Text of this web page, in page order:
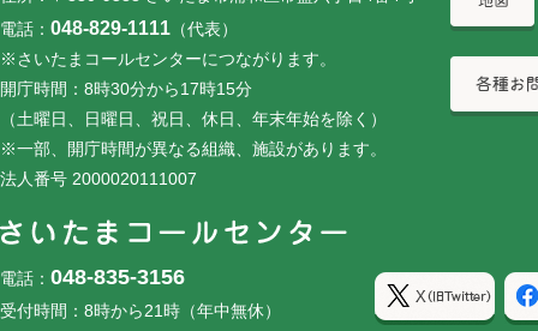
電話： 048-829-1111 （代表）
※さいたまコールセンターにつながります。
開庁時間：8時30分から17時15分
（土曜日、日曜日、祝日、休日、年末年始を除く）
※一部、開庁時間が異なる組織、施設があります。
法人番号 2000020111007
電話： 048-835-3156
受付時間：8時から21時（年中無休）